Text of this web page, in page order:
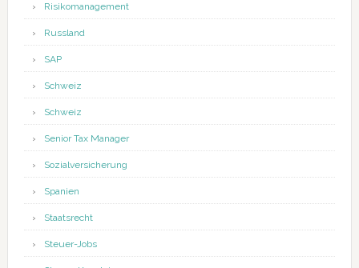
Risikomanagement
Russland
SAP
Schweiz
Schweiz
Senior Tax Manager
Sozialversicherung
Spanien
Staatsrecht
Steuer-Jobs